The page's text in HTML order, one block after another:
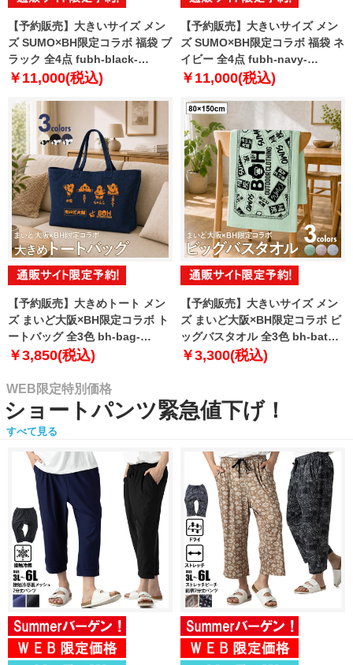
【予約販売】大きいサイズ メン
ズ SUMO×BH限定コラボ 福袋 ブ
ラック 全4点 fubh-black-
sumo999-b【10月下旬発送予
￥11,000(税込)
【予約販売】大きいサイズ メン
ズ SUMO×BH限定コラボ 福袋 ネ
イビー 全4点 fubh-navy-
sumo999-b【10月下旬発送予
￥11,000(税込)
【予約販売】大きめトート メン
ズ まいど大阪×BH限定コラボ ト
ートバッグ 全3色 bh-bag-
sumo999【10月下旬発送予定】
￥3,850(税込)
【予約販売】大きいサイズ メン
ズ まいど大阪×BH限定コラボ ビ
ッグバスタオル 全3色 bh-bath-
sumo999【10月下旬発送予定】
￥3,300(税込)
WEB限定特別価格
ショートパンツ緊急値下げ！
すべて見る